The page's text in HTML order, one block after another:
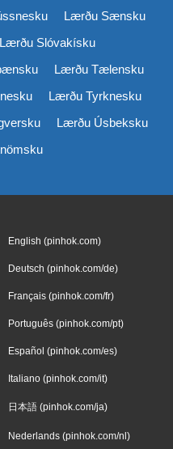
Lærðu Sænsku
Lærðu Slóvakísku
Lærðu Tælensku
Lærðu Tyrknesku
Lærðu Úsbeksku
English (pinhok.com)
Deutsch (pinhok.com/de)
Français (pinhok.com/fr)
Português (pinhok.com/pt)
Español (pinhok.com/es)
Italiano (pinhok.com/it)
日本語 (pinhok.com/ja)
Nederlands (pinhok.com/nl)